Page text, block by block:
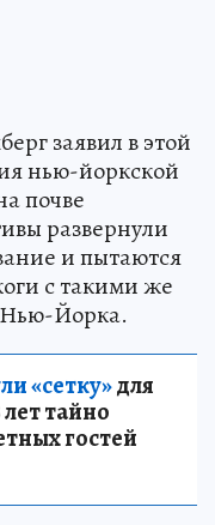
заявил в этой
нью-йоркской
почве
развернули
и пытаются
с такими же
Йорка.
«сетку»для
тайно
гостей